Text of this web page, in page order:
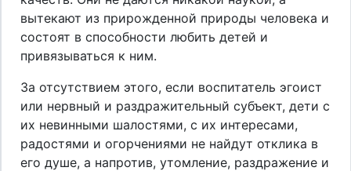
вытекают из прирожденной природы человека и
состоят в способности любить детей и
привязываться к ним.
За отсутствием этого, если воспитатель эгоист
или нервный и раздражительный субъект, дети с
их невинными шалостями, с их интересами,
радостями и огорчениями не найдут отклика в
его душе, а напротив, утомление, раздражение и